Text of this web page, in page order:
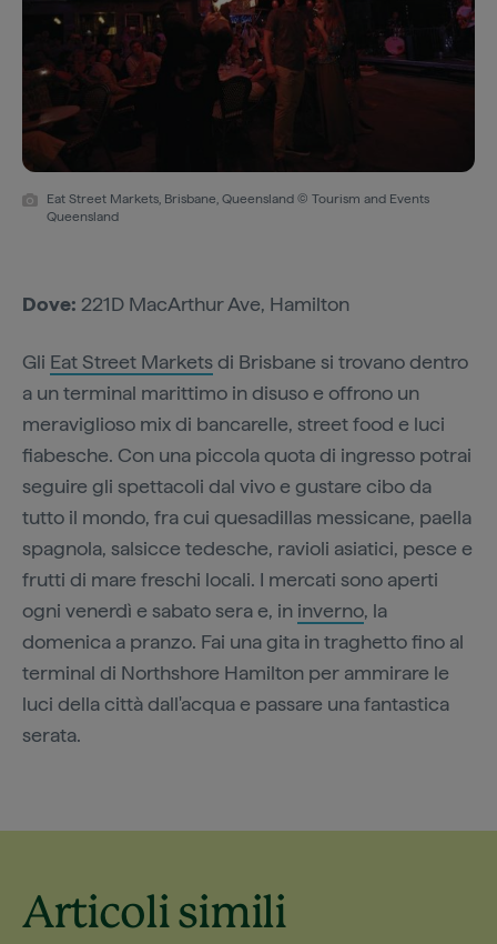
Eat Street Markets, Brisbane, Queensland © Tourism and Events
Queensland
Dove: 221D MacArthur Ave, Hamilton
Gli Eat Street Marketsdi Brisbane si trovano dentro
a un terminal marittimo in disuso e offrono un
meraviglioso mix di bancarelle, street food e luci
fiabesche. Con una piccola quota di ingresso potrai
seguire gli spettacoli dal vivo e gustare cibo da
tutto il mondo, fra cui quesadillas messicane, paella
spagnola, salsicce tedesche, ravioli asiatici, pesce e
frutti di mare freschi locali. I mercati sono aperti
ogni venerdì e sabato sera e, in inverno, la
domenica a pranzo. Fai una gita in traghetto fino al
terminal di Northshore Hamilton per ammirare le
luci della città dall'acqua e passare una fantastica
serata.
Articoli simili